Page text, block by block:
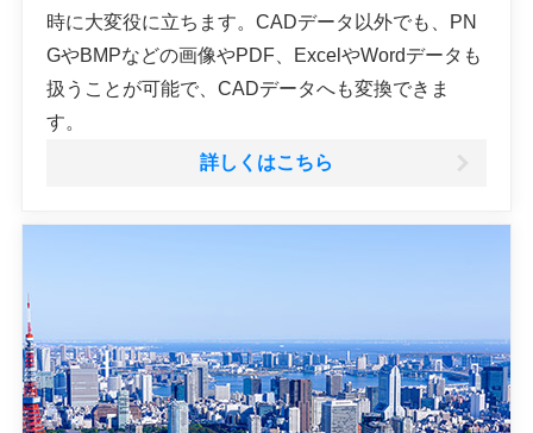
時に大変役に立ちます。CADデータ以外でも、PN
GやBMPなどの画像やPDF、ExcelやWordデータも
扱うことが可能で、CADデータへも変換できま
す。
詳しくはこちら